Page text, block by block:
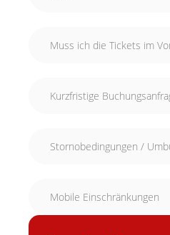
Muss ich die Tickets im
Kurzfristige
Stornobedingungen /
Mobile Einschränkungen